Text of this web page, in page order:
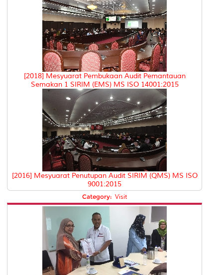
[2018] Mesyuarat Pembukaan Audit Pemantauan
Semakan 1 SIRIM (EMS) MS ISO 14001:2015
[2016] Mesyuarat Penutupan Audit SIRIM (QMS) MS ISO
9001:2015
Category: Visit